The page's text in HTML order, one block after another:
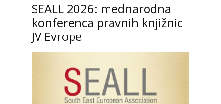
SEALL 2026: mednarodna
konferenca pravnih knjižnic
JV Evrope